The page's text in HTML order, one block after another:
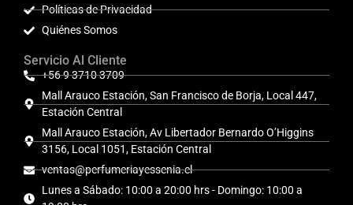
Políticas de Privacidad
Quiénes Somos
Servicio Al Cliente
+56 9 3710 3709
Mall Arauco Estación, San Francisco de Borja, Local 447,
Estación Central
Mall Arauco Estación, Av Libertador Bernardo O’Higgins
3156, Local 1051, Estación Central
ventas@perfumeriayessenia.cl
Lunes a Sábado: 10:00 a 20:00 hrs - Domingo: 10:00 a